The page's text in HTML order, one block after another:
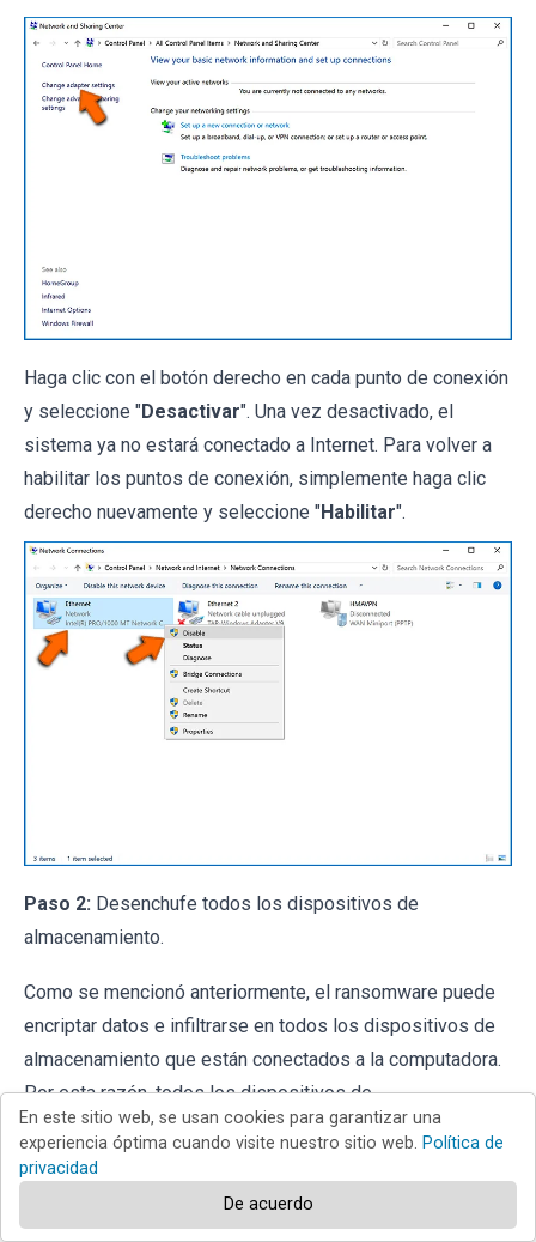
Haga clic con el botón derecho en cada punto de conexión
y seleccione "Desactivar". Una vez desactivado, el
sistema ya no estará conectado a Internet. Para volver a
habilitar los puntos de conexión, simplemente haga clic
derecho nuevamente y seleccione "Habilitar".
Paso 2: Desenchufe todos los dispositivos de
almacenamiento.
Como se mencionó anteriormente, el ransomware puede
encriptar datos e infiltrarse en todos los dispositivos de
almacenamiento que están conectados a la computadora.
Por esta razón, todos los dispositivos de
almacenamiento externo (unidades flash, discos duros
portátiles, etc.) deben desconectarse inmediatamente; sin
embargo, le recomendamos encarecidamente que
expulse cada dispositivo antes de desconectarlo para
En este sitio web, se usan cookies para garantizar una
experiencia óptima cuando visite nuestro sitio web. Política de
privacidad
De acuerdo